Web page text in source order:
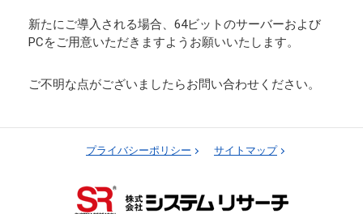
新たにご導入される場合、64ビットのサーバーおよび
PCをご用意いただきますようお願いいたします。
ご不明な点がございましたらお問い合わせください。
プライバシーポリシー サイトマップ